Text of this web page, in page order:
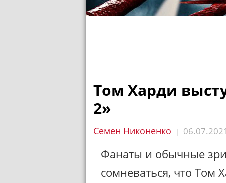
Том Харди
2»
Семен Никоненко |
Фанаты и обычные
сомневаться, что Том